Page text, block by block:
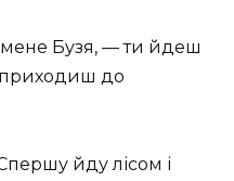
Бузя, — ти йдеш
до
йду лісом і